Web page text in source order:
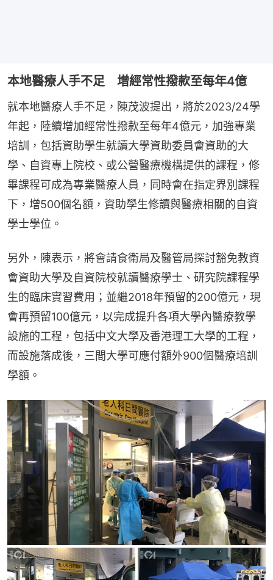
本地醫療人手不足 增經常性撥款至每年4億
就本地醫療人手不足，陳茂波提出，將於2023/24學
年起，陸續增加經常性撥款至每年4億元，加強專業
培訓，包括資助學生就讀大學資助委員會資助的大
學、自資專上院校、或公營醫療機構提供的課程，修
畢課程可成為專業醫療人員，同時會在指定界別課程
下，增500個名額，資助學生修讀與醫療相關的自資
學士學位。
另外，陳表示，將會請食衛局及醫管局探討豁免教資
會資助大學及自資院校就讀醫療學士、研究院課程學
生的臨床實習費用；並繼2018年預留的200億元，現
會再預留100億元，以完成提升各項大學內醫療教學
設施的工程，包括中文大學及香港理工大學的工程，
而設施落成後，三間大學可應付額外900個醫療培訓
學額。